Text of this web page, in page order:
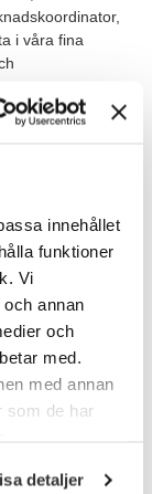
innehållet
funktioner
Vi
annan
och
med.
med annan
som de har
detaljer
i våra fina
delen kan
felsökning. Har
eller
i nätet. Du
interna
Det
kontaktytor är